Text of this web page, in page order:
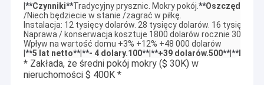
|**Czynniki**Tradycyjny prysznic. Mokry pokój. **
/Niech będziecie w stanie /zagrać w piłkę.
Instalacja: 12 tysięcy dolarów. 28 tysięcy dolarów. 16 tysięcy
Naprawa / konserwacja kosztuje 1800 dolarów rocznie 300
Wpływ na wartość domu +3% +12% +48 000 dolarów
|**5 lat netto**|**- 4 dolary.100**|**+39 dolarów.500**|**Pokój
* Zakłada, że średni pokój mokry ($ 30K) w
nieruchomości $ 400K *